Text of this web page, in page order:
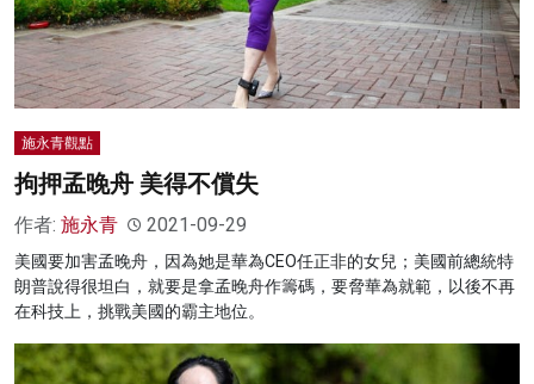
施永青觀點
拘押孟晚舟 美得不償失
作者: 施永青 2021-09-29
美國要加害孟晚舟，因為她是華為CEO任正非的女兒；美國前總統特
朗普說得很坦白，就要是拿孟晚舟作籌碼，要脅華為就範，以後不再
在科技上，挑戰美國的霸主地位。